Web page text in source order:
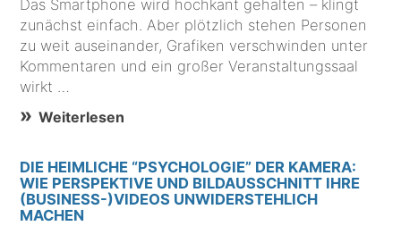
Das Smartphone wird hochkant gehalten – klingt
zunächst einfach. Aber plötzlich stehen Personen
zu weit auseinander, Grafiken verschwinden unter
Kommentaren und ein großer Veranstaltungssaal
wirkt …
Weiterlesen
DIE HEIMLICHE “PSYCHOLOGIE” DER KAMERA:
WIE PERSPEKTIVE UND BILDAUSSCHNITT IHRE
(BUSINESS-)VIDEOS UNWIDERSTEHLICH
MACHEN